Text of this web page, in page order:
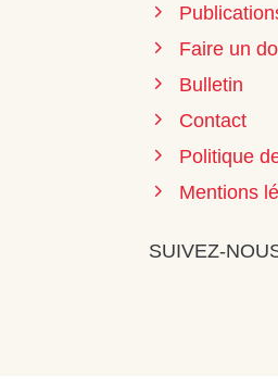
Faire un
Bulletin
Contact
Politique
Mentions
SUIVEZ-